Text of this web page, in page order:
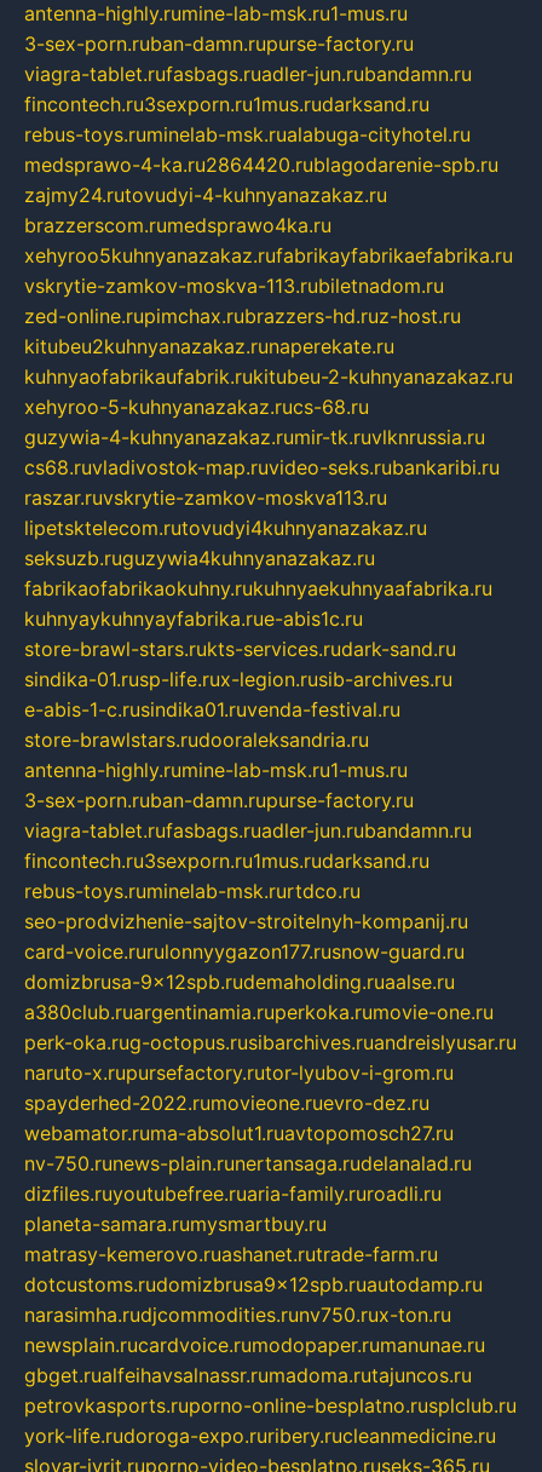
antenna-highly.rumine-lab-msk.ru1-mus.ru
3-sex-porn.ruban-damn.rupurse-factory.ru
viagra-tablet.rufasbags.ruadler-jun.rubandamn.ru
fincontech.ru3sexporn.ru1mus.rudarksand.ru
rebus-toys.ruminelab-msk.rualabuga-cityhotel.ru
medsprawo-4-ka.ru2864420.rublagodarenie-spb.ru
zajmy24.rutovudyi-4-kuhnyanazakaz.ru
brazzerscom.rumedsprawo4ka.ru
xehyroo5kuhnyanazakaz.rufabrikayfabrikaefabrika.ru
vskrytie-zamkov-moskva-113.rubiletnadom.ru
zed-online.rupimchax.rubrazzers-hd.ruz-host.ru
kitubeu2kuhnyanazakaz.runaperekate.ru
kuhnyaofabrikaufabrik.rukitubeu-2-kuhnyanazakaz.ru
xehyroo-5-kuhnyanazakaz.rucs-68.ru
guzywia-4-kuhnyanazakaz.rumir-tk.ruvlknrussia.ru
cs68.ruvladivostok-map.ruvideo-seks.rubankaribi.ru
raszar.ruvskrytie-zamkov-moskva113.ru
lipetsktelecom.rutovudyi4kuhnyanazakaz.ru
seksuzb.ruguzywia4kuhnyanazakaz.ru
fabrikaofabrikaokuhny.rukuhnyaekuhnyaafabrika.ru
kuhnyaykuhnyayfabrika.rue-abis1c.ru
store-brawl-stars.rukts-services.rudark-sand.ru
sindika-01.rusp-life.rux-legion.rusib-archives.ru
e-abis-1-c.rusindika01.ruvenda-festival.ru
store-brawlstars.rudooraleksandria.ru
antenna-highly.rumine-lab-msk.ru1-mus.ru
3-sex-porn.ruban-damn.rupurse-factory.ru
viagra-tablet.rufasbags.ruadler-jun.rubandamn.ru
fincontech.ru3sexporn.ru1mus.rudarksand.ru
rebus-toys.ruminelab-msk.rurtdco.ru
seo-prodvizhenie-sajtov-stroitelnyh-kompanij.ru
card-voice.rurulonnyygazon177.rusnow-guard.ru
domizbrusa-9x12spb.rudemaholding.ruaalse.ru
a380club.ruargentinamia.ruperkoka.rumovie-one.ru
perk-oka.rug-octopus.rusibarchives.ruandreislyusar.ru
naruto-x.rupursefactory.rutor-lyubov-i-grom.ru
spayderhed-2022.rumovieone.ruevro-dez.ru
webamator.ruma-absolut1.ruavtopomosch27.ru
nv-750.runews-plain.runertansaga.rudelanalad.ru
dizfiles.ruyoutubefree.ruaria-family.ruroadli.ru
planeta-samara.rumysmartbuy.ru
matrasy-kemerovo.ruashanet.rutrade-farm.ru
dotcustoms.rudomizbrusa9x12spb.ruautodamp.ru
narasimha.rudjcommodities.runv750.rux-ton.ru
newsplain.rucardvoice.rumodopaper.rumanunae.ru
gbget.rualfeihavsalnassr.rumadoma.rutajuncos.ru
petrovkasports.ruporno-online-besplatno.rusplclub.ru
york-life.rudoroga-expo.ruribery.rucleanmedicine.ru
slovar-ivrit.ruporno-video-besplatno.ruseks-365.ru